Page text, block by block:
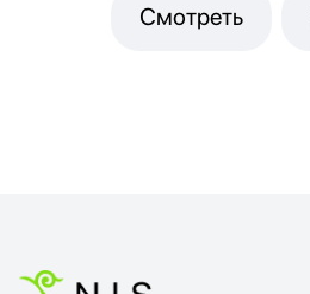
Смотреть